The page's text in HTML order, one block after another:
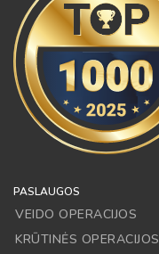
PASLAUGOS
VEIDO OPERACIJOS
KRŪTINĖS OPERACIJOS